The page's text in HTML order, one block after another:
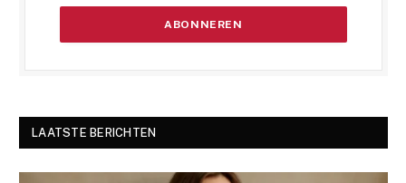
LAATSTE BERICHTEN